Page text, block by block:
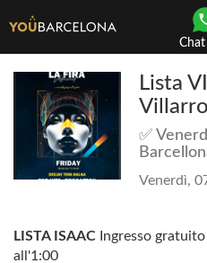
Lista
✅
Venerdì,
LISTA ISAAC Ingresso
all'1:00